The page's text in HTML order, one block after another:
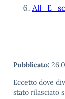
Pubblicato:
Eccetto dove
stato rilasciato